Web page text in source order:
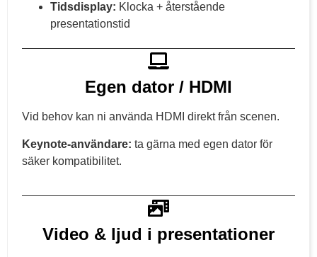
Tidsdisplay: Klocka + återstående
presentationstid
Egen dator / HDMI
Vid behov kan ni använda HDMI direkt från scenen.
Keynote-användare: ta gärna med egen dator för
säker kompatibilitet.
Video & ljud i presentationer